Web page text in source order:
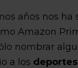
años nos ha
Amazon
nombrar
a los